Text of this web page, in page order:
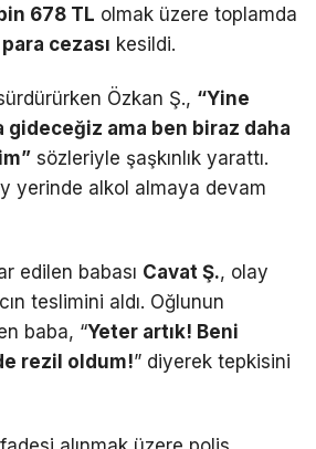
678 TL olmak üzere toplamda
cezası kesildi.
Özkan Ş., “Yine
gideceğiz ama ben biraz daha
sözleriyle şaşkınlık yarattı.
yerinde alkol almaya devam
edilen babası Cavat Ş., olay
teslimini aldı. Oğlunun
baba, “Yeter artık! Beni
rezil oldum!” diyerek tepkisini